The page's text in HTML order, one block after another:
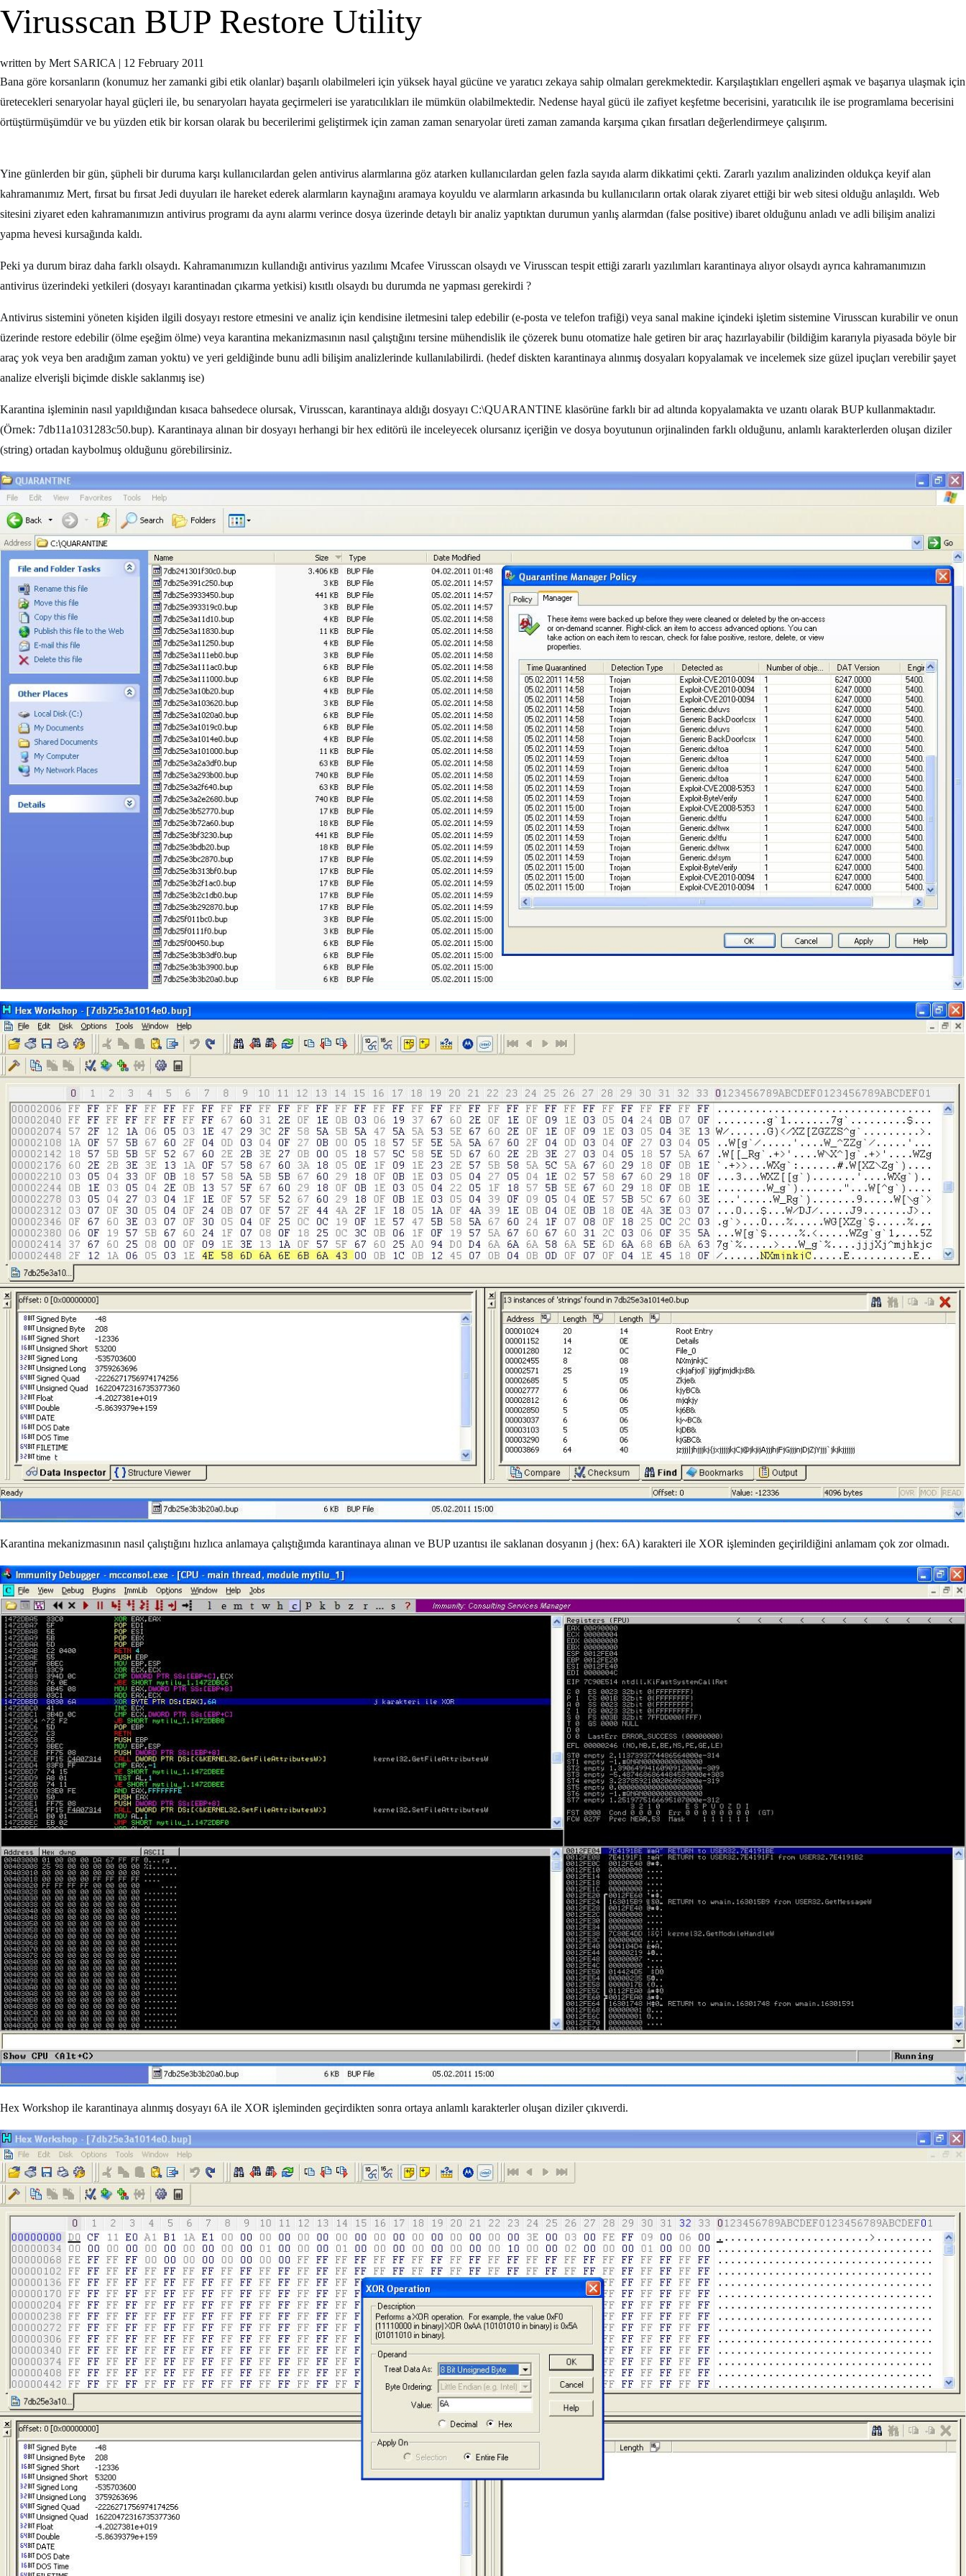
Virusscan BUP Restore Utility
written by Mert SARICA | 12 February 2011
Bana göre korsanların (konumuz her zamanki gibi etik olanlar) başarılı olabilmeleri için yüksek hayal gücüne ve yaratıcı zekaya sahip olmaları gerekmektedir. Karşılaştıkları engelleri aşmak ve başarıya ulaşmak için
üretecekleri senaryolar hayal güçleri ile, bu senaryoları hayata geçirmeleri ise yaratıcılıkları ile mümkün olabilmektedir. Nedense hayal gücü ile zafiyet keşfetme becerisini, yaratıcılık ile ise programlama becerisini
örtüştürmüşümdür ve bu yüzden etik bir korsan olarak bu becerilerimi geliştirmek için zaman zaman senaryolar üreti zaman zamanda karşıma çıkan fırsatları değerlendirmeye çalışırım.
Yine günlerden bir gün, şüpheli bir duruma karşı kullanıcılardan gelen antivirus alarmlarına göz atarken kullanıcılardan gelen fazla sayıda alarm dikkatimi çekti. Zararlı yazılım analizinden oldukça keyif alan
kahramanımız Mert, fırsat bu fırsat Jedi duyuları ile hareket ederek alarmların kaynağını aramaya koyuldu ve alarmların arkasında bu kullanıcıların ortak olarak ziyaret ettiği bir web sitesi olduğu anlaşıldı. Web
sitesini ziyaret eden kahramanımızın antivirus programı da aynı alarmı verince dosya üzerinde detaylı bir analiz yaptıktan durumun yanlış alarmdan (false positive) ibaret olduğunu anladı ve adli bilişim analizi
yapma hevesi kursağında kaldı.
Peki ya durum biraz daha farklı olsaydı. Kahramanımızın kullandığı antivirus yazılımı Mcafee Virusscan olsaydı ve Virusscan tespit ettiği zararlı yazılımları karantinaya alıyor olsaydı ayrıca kahramanımızın
antivirus üzerindeki yetkileri (dosyayı karantinadan çıkarma yetkisi) kısıtlı olsaydı bu durumda ne yapması gerekirdi ?
Antivirus sistemini yöneten kişiden ilgili dosyayı restore etmesini ve analiz için kendisine iletmesini talep edebilir (e-posta ve telefon trafiği) veya sanal makine içindeki işletim sistemine Virusscan kurabilir ve onun
üzerinde restore edebilir (ölme eşeğim ölme) veya karantina mekanizmasının nasıl çalıştığını tersine mühendislik ile çözerek bunu otomatize hale getiren bir araç hazırlayabilir (bildiğim kararıyla piyasada böyle bir
araç yok veya ben aradığım zaman yoktu) ve yeri geldiğinde bunu adli bilişim analizlerinde kullanılabilirdi. (hedef diskten karantinaya alınmış dosyaları kopyalamak ve incelemek size güzel ipuçları verebilir şayet
analize elverişli biçimde diskle saklanmış ise)
Karantina işleminin nasıl yapıldığından kısaca bahsedece olursak, Virusscan, karantinaya aldığı dosyayı C:\QUARANTINE klasörüne farklı bir ad altında kopyalamakta ve uzantı olarak BUP kullanmaktadır.
(Örnek: 7db11a1031283c50.bup). Karantinaya alınan bir dosyayı herhangi bir hex editörü ile inceleyecek olursanız içeriğin ve dosya boyutunun orjinalinden farklı olduğunu, anlamlı karakterlerden oluşan diziler
(string) ortadan kaybolmuş olduğunu görebilirsiniz.
Karantina mekanizmasının nasıl çalıştığını hızlıca anlamaya çalıştığımda karantinaya alınan ve BUP uzantısı ile saklanan dosyanın j (hex: 6A) karakteri ile XOR işleminden geçirildiğini anlamam çok zor olmadı.
Hex Workshop ile karantinaya alınmış dosyayı 6A ile XOR işleminden geçirdikten sonra ortaya anlamlı karakterler oluşan diziler çıkıverdi.